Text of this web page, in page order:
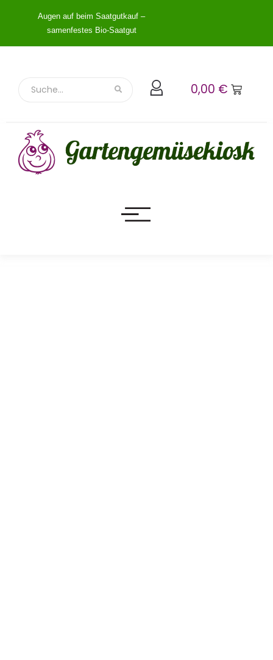
Augen auf beim Saatgutkauf –
samenfestes Bio-Saatgut
0,00 €